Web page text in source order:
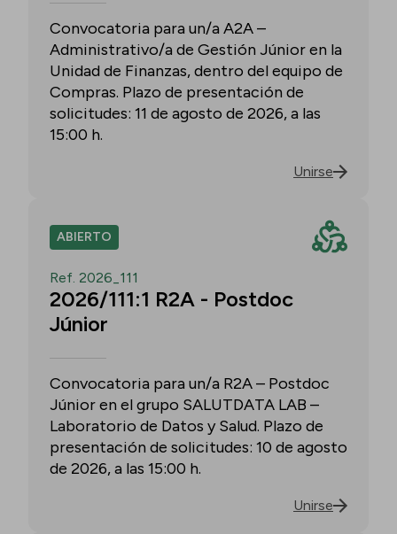
Convocatoria para un/a A2A –
Administrativo/a de Gestión Júnior en la
Unidad de Finanzas, dentro del equipo de
Compras. Plazo de presentación de
solicitudes: 11 de agosto de 2026, a las
15:00 h.
Unirse
ABIERTO
Ref. 2026_111
2026/111:1 R2A - Postdoc
Júnior
Convocatoria para un/a R2A – Postdoc
Júnior en el grupo SALUTDATA LAB –
Laboratorio de Datos y Salud. Plazo de
presentación de solicitudes: 10 de agosto
de 2026, a las 15:00 h.
Unirse